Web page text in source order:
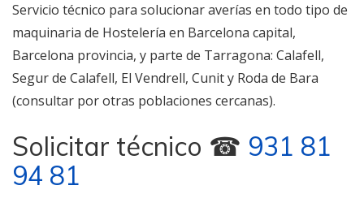
Servicio técnico para solucionar averías en todo tipo de
maquinaria de Hostelería en Barcelona capital,
Barcelona provincia, y parte de Tarragona: Calafell,
Segur de Calafell, El Vendrell, Cunit y Roda de Bara
(consultar por otras poblaciones cercanas).
Solicitar técnico ☎ 931 81
94 81